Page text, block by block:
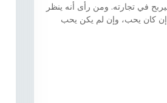
في تجارته. ومن رأى أنه ينظر
إن كان يحب، وإن لم يكن يحب